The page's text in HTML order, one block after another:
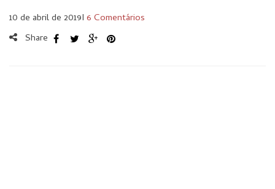
10 de abril de 2019I 6 Comentários
Share